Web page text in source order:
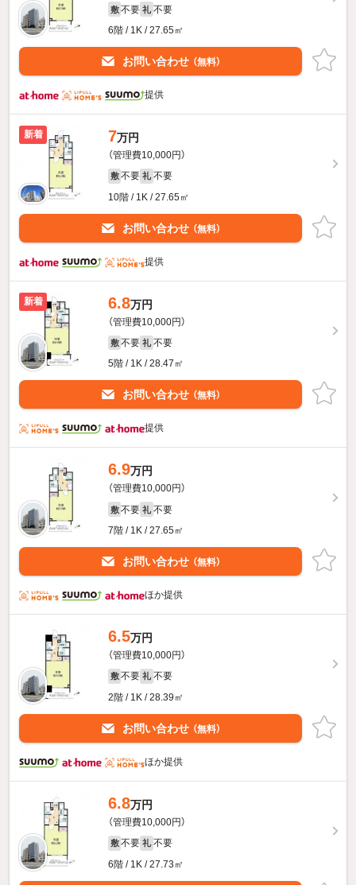
敷 不要 礼 不要
6階 / 1K / 27.65㎡
お問い合わせ （無料）
提供
新着 7万円
（管理費10,000円）
敷 不要 礼 不要
10階 / 1K / 27.65㎡
お問い合わせ （無料）
提供
新着 6.8万円
（管理費10,000円）
敷 不要 礼 不要
5階 / 1K / 28.47㎡
お問い合わせ （無料）
提供
6.9万円
（管理費10,000円）
敷 不要 礼 不要
7階 / 1K / 27.65㎡
お問い合わせ （無料）
ほか提供
6.5万円
（管理費10,000円）
敷 不要 礼 不要
2階 / 1K / 28.39㎡
お問い合わせ （無料）
ほか提供
6.8万円
（管理費10,000円）
敷 不要 礼 不要
6階 / 1K / 27.73㎡